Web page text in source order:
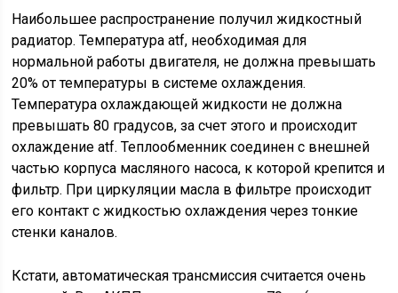
Наибольшее распространение получил жидкостный
радиатор. Температура atf, необходимая для
нормальной работы двигателя, не должна превышать
20% от температуры в системе охлаждения.
Температура охлаждающей жидкости не должна
превышать 80 градусов, за счет этого и происходит
охлаждение atf. Теплообменник соединен с внешней
частью корпуса масляного насоса, к которой крепится и
фильтр. При циркуляции масла в фильтре происходит
его контакт с жидкостью охлаждения через тонкие
стенки каналов.
Кстати, автоматическая трансмиссия считается очень